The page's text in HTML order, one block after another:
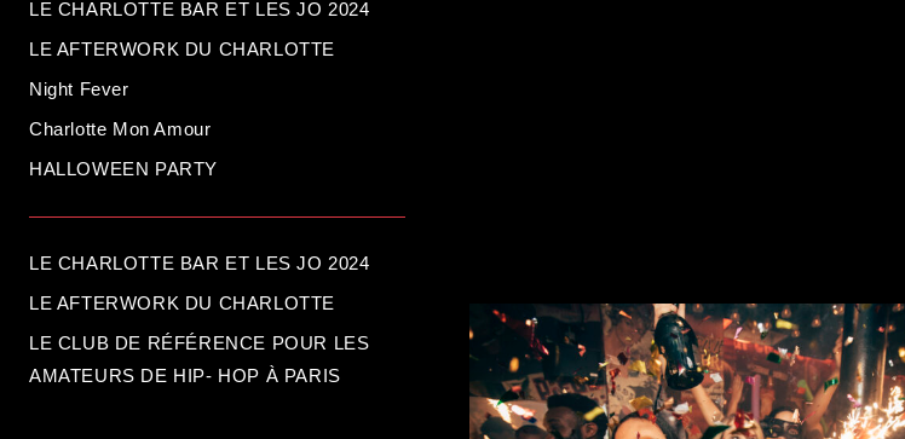
LE CHARLOTTE BAR ET LES JO 2024
LE AFTERWORK DU CHARLOTTE
Night Fever
Charlotte Mon Amour
HALLOWEEN PARTY
LE CHARLOTTE BAR ET LES JO 2024
LE AFTERWORK DU CHARLOTTE
LE CLUB DE RÉFÉRENCE POUR LES
AMATEURS DE HIP- HOP À PARIS